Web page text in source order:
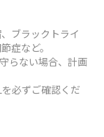
ブラックトライ
症など。
らない場合、計画
必ずご確認くだ